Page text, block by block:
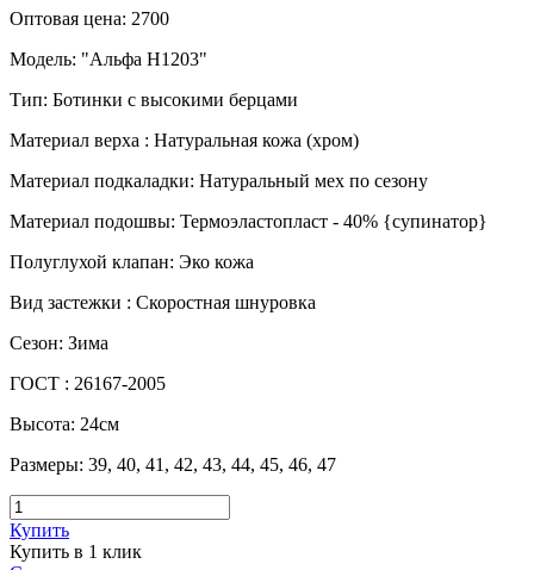
Оптовая цена: 2700
Модель: "Альфа Н1203"
Тип: Ботинки с высокими берцами
Материал верха : Натуральная кожа (хром)
Материал подкаладки: Натуральный мех по сезону
Материал подошвы: Термоэластопласт - 40% {супинатор}
Полуглухой клапан: Эко кожа
Вид застежки : Скоростная шнуровка
Сезон: Зима
ГОСТ : 26167-2005
Высота: 24см
Размеры: 39, 40, 41, 42, 43, 44, 45, 46, 47
Купить
Купить в 1 клик